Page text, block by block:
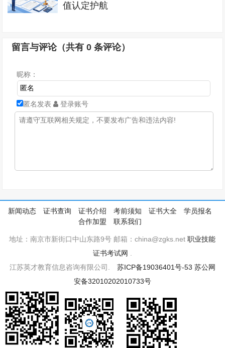
值认定护航
留言与评论（共有0 条评论）
昵称：
匿名发表 登录账号
新闻动态 证书查询 证书介绍 考前须知 证书大全
学员报名
合作加盟
联系我们
地址：南京市新街口中山东路9号 邮箱：china@zgks.net职业技能
证书考试网
江苏英才教育信息咨询有限公司. 苏ICP备19036401号-53 苏公网
安备32010202010733号